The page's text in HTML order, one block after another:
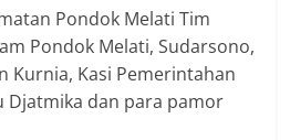
Pondok Melati Tim
Pondok Melati, Sudarsono,
Kurnia, Kasi Pemerintahan
Djatmika dan para pamor